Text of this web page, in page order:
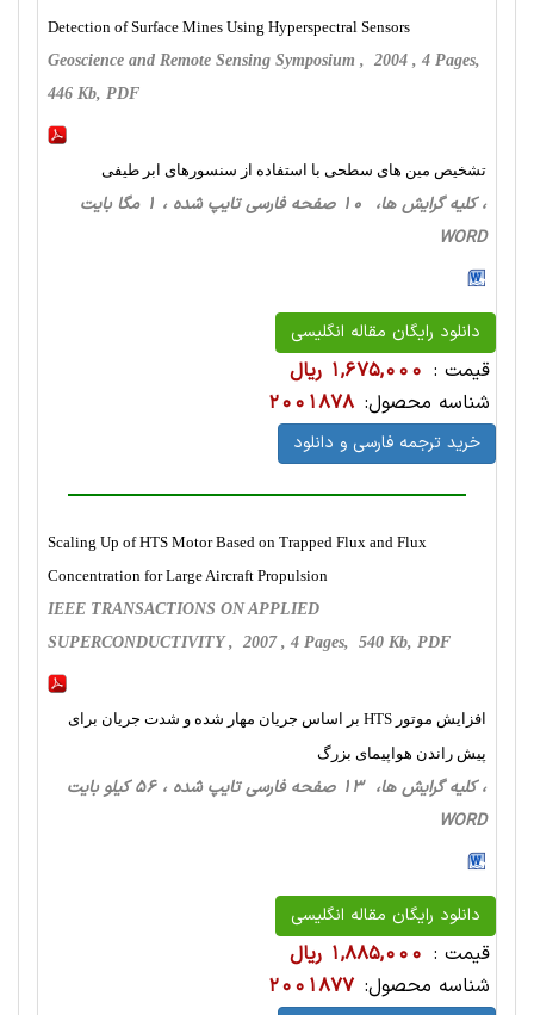
Detection of Surface Mines Using Hyperspectral Sensors
Geoscience and Remote Sensing Symposium , 2004 , 4 Pages,
446 Kb, PDF
تشخیص مین های سطحی با استفاده از سنسورهای ابر طیفی
، کلیه گرایش ها، 10 صفحه فارسی تایپ شده ، 1 مگا بایت
WORD
دانلود رایگان مقاله انگلیسی
قیمت : 1,675,000 ریال
شناسه محصول: 2001878
خرید ترجمه فارسی و دانلود
Scaling Up of HTS Motor Based on Trapped Flux and Flux
Concentration for Large Aircraft Propulsion
IEEE TRANSACTIONS ON APPLIED
SUPERCONDUCTIVITY , 2007 , 4 Pages, 540 Kb, PDF
افزایش موتور HTS بر اساس جریان مهار شده و شدت جریان برای
پیش راندن هواپیمای بزرگ
، کلیه گرایش ها، 13 صفحه فارسی تایپ شده ، 56 کیلو بایت
WORD
دانلود رایگان مقاله انگلیسی
قیمت : 1,885,000 ریال
شناسه محصول: 2001877